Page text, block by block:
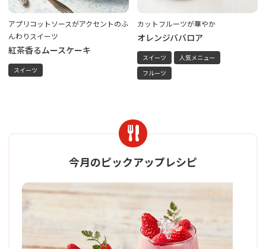
アプリコットソースがアクセントのふ
んわりスイーツ
紅茶香るムースケーキ
スイーツ
カットフルーツが華やか
オレンジババロア
スイーツ
人気メニュー
フルーツ
今月のピックアップレシピ